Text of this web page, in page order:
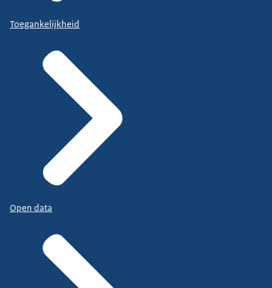
Toegankelijkheid
Open data